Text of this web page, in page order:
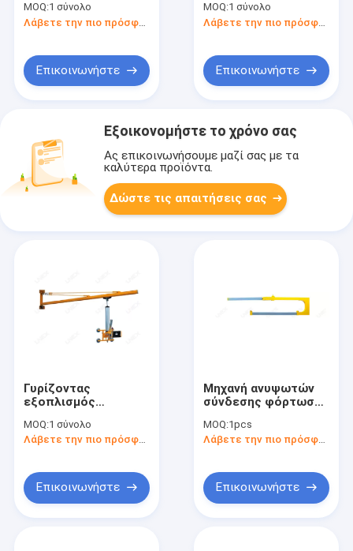
κατασκευή γερανών
εξοπλισμού X-$L*Y
MOQ:1 σύνολο
Λάβετε την πιο πρόσφατη τιμή
Επικοινωνήστε
εξοπλισμός
χειρισμού γερανών
MOQ:1 σύνολο
Επικοινωνήστε
Εξοικονομήστε το χρόνο σας
Ας επικοινωνήσουμε μαζί σας με τα
καλύτερα προϊόντα.
Δώστε τις απαιτήσεις σας
Γυρίζοντας
εξοπλισμός
επεξεργασίας
γερανών φλόκων
MOQ:1 σύνολο
Λάβετε την πιο πρόσφατη τιμή
Επικοινωνήστε
Μηχανή ανυψωτών
σύνδεσης φόρτωσης
γυαλιού μορφής του
U
MOQ:1pcs
Λάβετε την πιο πρόσφατη τιμή
Επικοινωνήστε